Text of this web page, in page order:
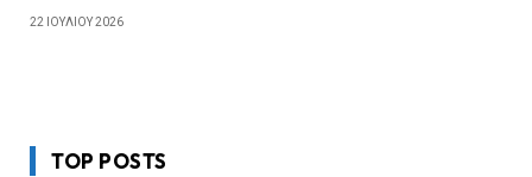
22 ΙΟΥΛΊΟΥ 2026
TOP POSTS